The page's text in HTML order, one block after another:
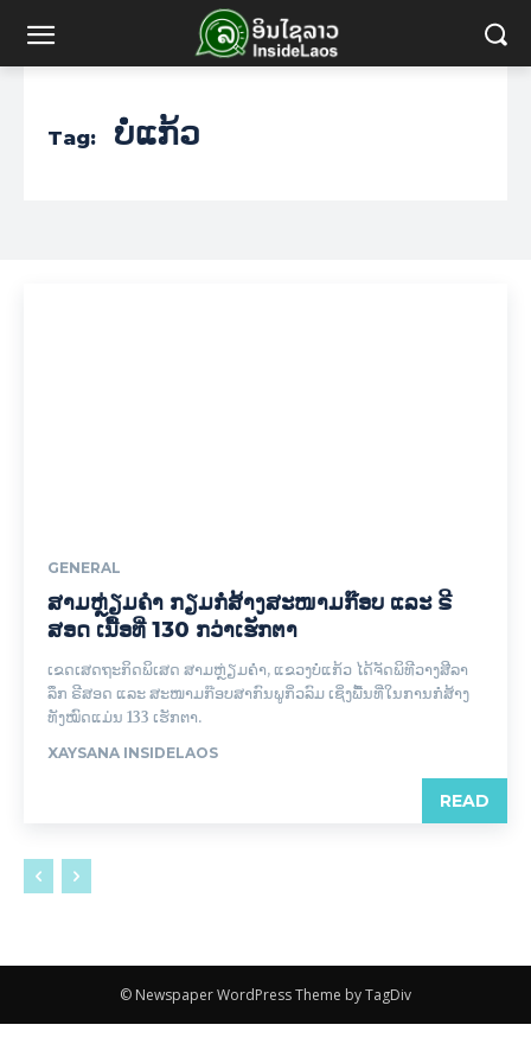
Tag: ບໍໍ່ແກ້ວ
GENERAL
ສາມຫຼ່ຽມຄຳ ກຽມກໍ່ສ້າງສະໜາມກ໊ອບ ແລະ ຣີ
ສອດ ເນື້ອທີ່ 130 ກວ່າເຮັກຕາ
ເຂດເສດຖະກິດພິເສດ ສາມຫຼ່ຽມຄຳ, ແຂວງບໍ່ແກ້ວ ໄດ້ຈັດພິທີວາງສີລາ
ລຶກ ຣີສອດ ແລະ ສະໜາມກ໊ອບສາກົນພູກິ່ວລົມ ເຊິ່ງພື້ນທີ່ໃນການກໍ່ສ້າງ
ທັງໝົດແມ່ນ 133 ເຮັກຕາ.
XAYSANA INSIDELAOS
READ
© Newspaper WordPress Theme by TagDiv